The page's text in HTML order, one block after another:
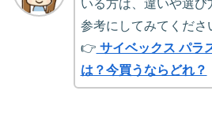
いる方は、違いや選び
参考にしてみてくださ
👉 サイベックス パラ
は？今買うならどれ？